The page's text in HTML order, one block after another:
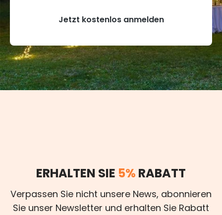
Jetzt kostenlos anmelden
ERHALTEN SIE 5% RABATT
Verpassen Sie nicht unsere News, abonnieren
Sie unser Newsletter und erhalten Sie Rabatt